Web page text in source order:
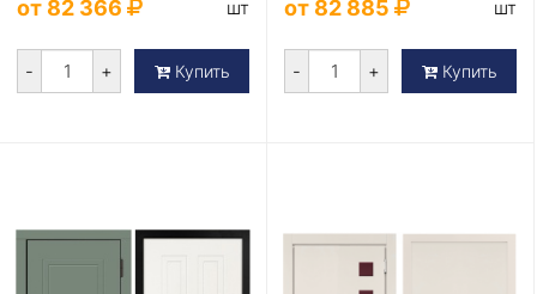
от 82 366 шт
- + Купить
от 82 885 шт
- + Купить